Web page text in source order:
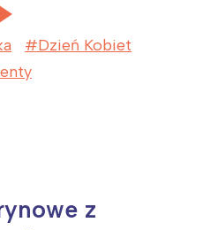
Dzień Kobiet
z